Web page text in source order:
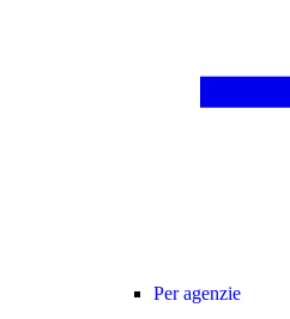
Per agenzie